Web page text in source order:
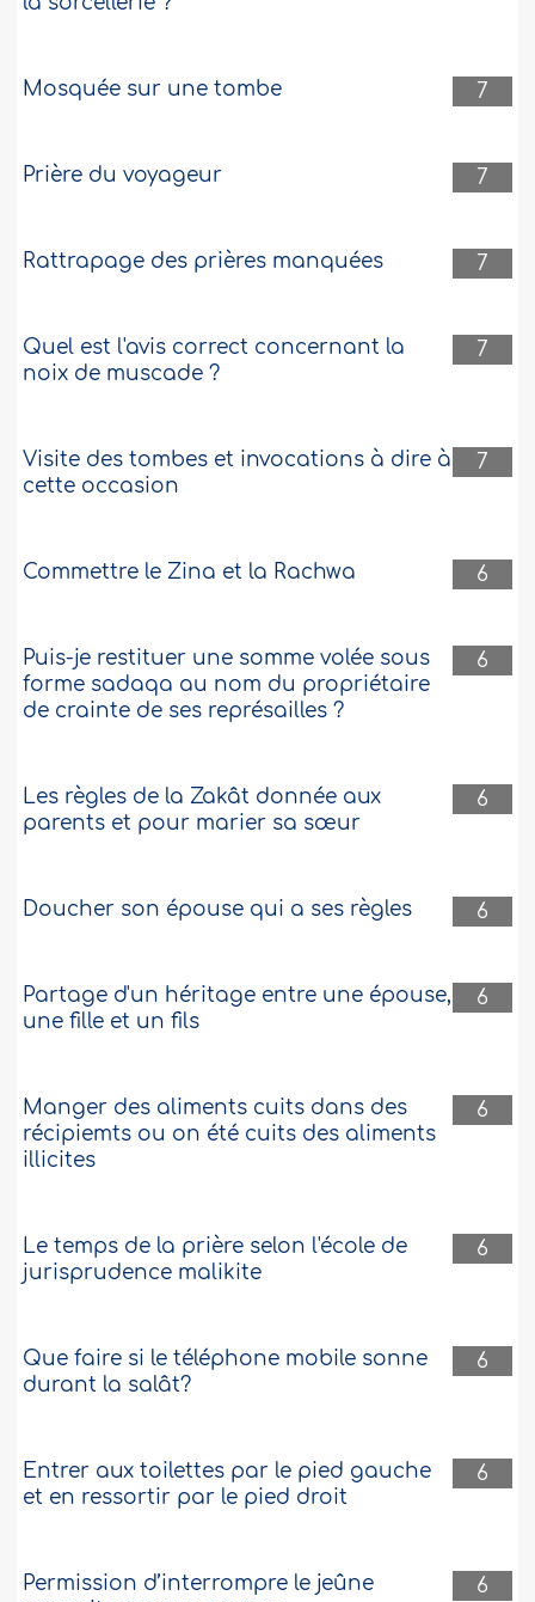
7
Mosquée sur une tombe
7
Prière du voyageur
7
Rattrapage des prières manquées
7
Quel est l'avis correct concernant la
noix de muscade ?
7
Visite des tombes et invocations à dire à
cette occasion
6
Commettre le Zina et la Rachwa
6
Puis-je restituer une somme volée sous
forme sadaqa au nom du propriétaire
de crainte de ses représailles ?
6
Les règles de la Zakât donnée aux
parents et pour marier sa sœur
6
Doucher son épouse qui a ses règles
6
Partage d'un héritage entre une épouse,
une fille et un fils
6
Manger des aliments cuits dans des
récipiemts ou on été cuits des aliments
illicites
6
Le temps de la prière selon l'école de
jurisprudence malikite
6
Que faire si le téléphone mobile sonne
durant la salât?
6
Entrer aux toilettes par le pied gauche
et en ressortir par le pied droit
6
Permission d’interrompre le jeûne